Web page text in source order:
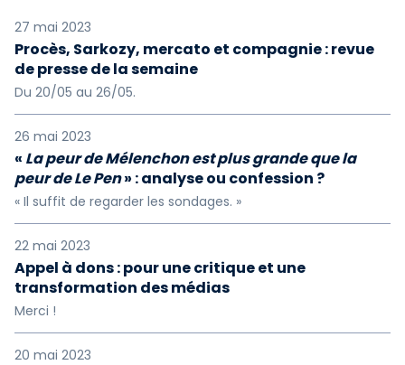
27 mai 2023
Procès, Sarkozy, mercato et compagnie : revue
de presse de la semaine
Du 20/05 au 26/05.
26 mai 2023
« La peur de Mélenchon est plus grande que la
peur de Le Pen» : analyse ou confession ?
« Il suffit de regarder les sondages. »
22 mai 2023
Appel à dons : pour une critique et une
transformation des médias
Merci !
20 mai 2023